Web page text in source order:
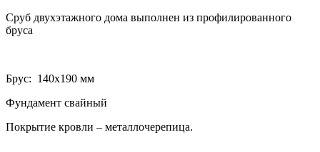
Сруб двухэтажного дома выполнен из профилированного
бруса
Брус: 140­х190 мм
Фундамент свайный
Покрытие кровли – металлочерепица.